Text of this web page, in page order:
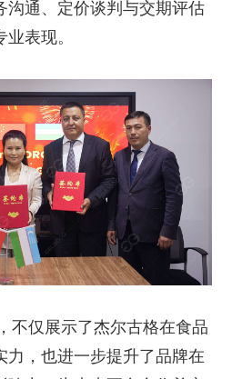
沟通、定价谈判与交期评估
表现。
不仅展示了杰尔古格在食品
力，也进一步提升了品牌在